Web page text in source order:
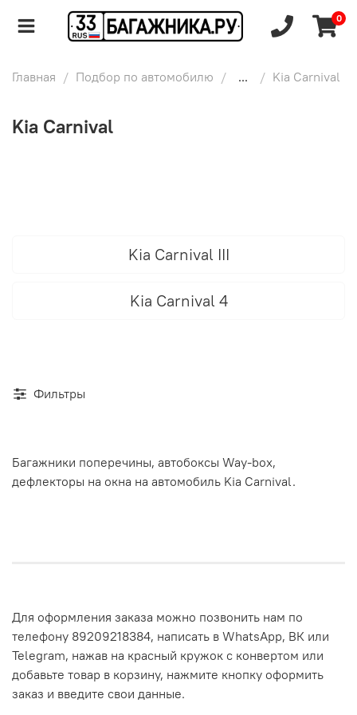
0
Главная Подбор по автомобилю ... Kia Carnival
Kia Carnival
Kia Carnival III
Kia Carnival 4
Фильтры
Багажники поперечины, автобоксы Way-box,
дефлекторы на окна на автомобиль Kia Carnival.
Для оформления заказа можно позвонить нам по
телефону 89209218384, написать в WhatsApp, ВК или
Telegram, нажав на красный кружок с конвертом или
добавьте товар в корзину, нажмите кнопку оформить
заказ и введите свои данные.